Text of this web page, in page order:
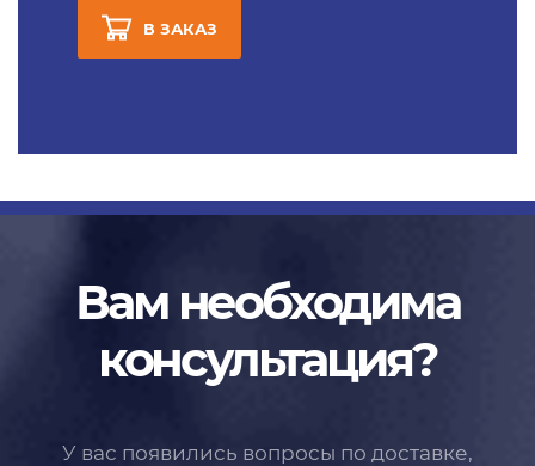
В ЗАКАЗ
Вам необходима
консультация?
У вас появились вопросы по доставке,